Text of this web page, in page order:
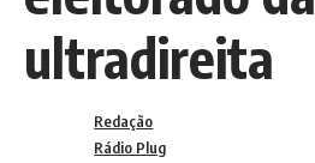
ultradireita
Redação
Rádio Plug